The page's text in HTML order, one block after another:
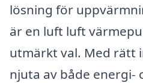
lösning för
är en luft luft
utmärkt val. Med rätt
njuta av både energi-